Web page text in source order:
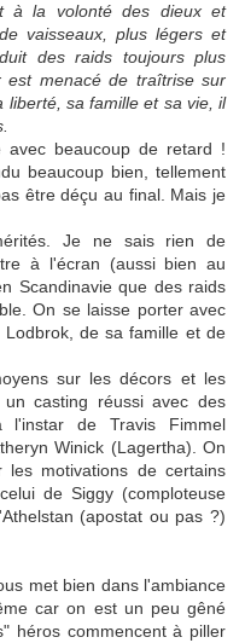
à la volonté des dieux et
vaisseaux, plus légers et
des raids toujours plus
est menacé de traîtrise sur
sa famille et sa vie, il
avec beaucoup de retard !
beaucoup bien, tellement
être déçu au final. Mais je
Je ne sais rien de
à l'écran (aussi bien au
Scandinavie que des raids
On se laisse porter avec
de sa famille et de
sur les décors et les
casting réussi avec des
l'instar de Travis Fimmel
Winick (Lagertha). On
motivations de certains
de Siggy (comploteuse
(apostat ou pas ?)
met bien dans l'ambiance
car on est un peu gêné
héros commencent à piller